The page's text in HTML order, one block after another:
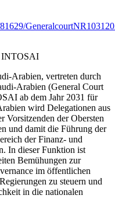
81629/
INTOSAI
Arabien, vertreten durch
Arabien (General Court
ab dem Jahr 2031 für
wird Delegationen aus
Vorsitzenden der Obersten
und damit die Führung der
der Finanz- und
In dieser Funktion ist
Bemühungen zur
im öffentlichen
zu steuern und
in die nationalen